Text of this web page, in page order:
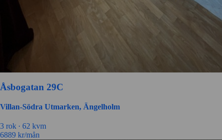
Åsbogatan 29C
Villan-Södra Utmarken, Ängelholm
3 rok ∙ 62 kvm
6889 kr/mån